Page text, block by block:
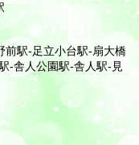
前駅-足立小台駅-扇大橋
-舎人公園駅-舎人駅-見